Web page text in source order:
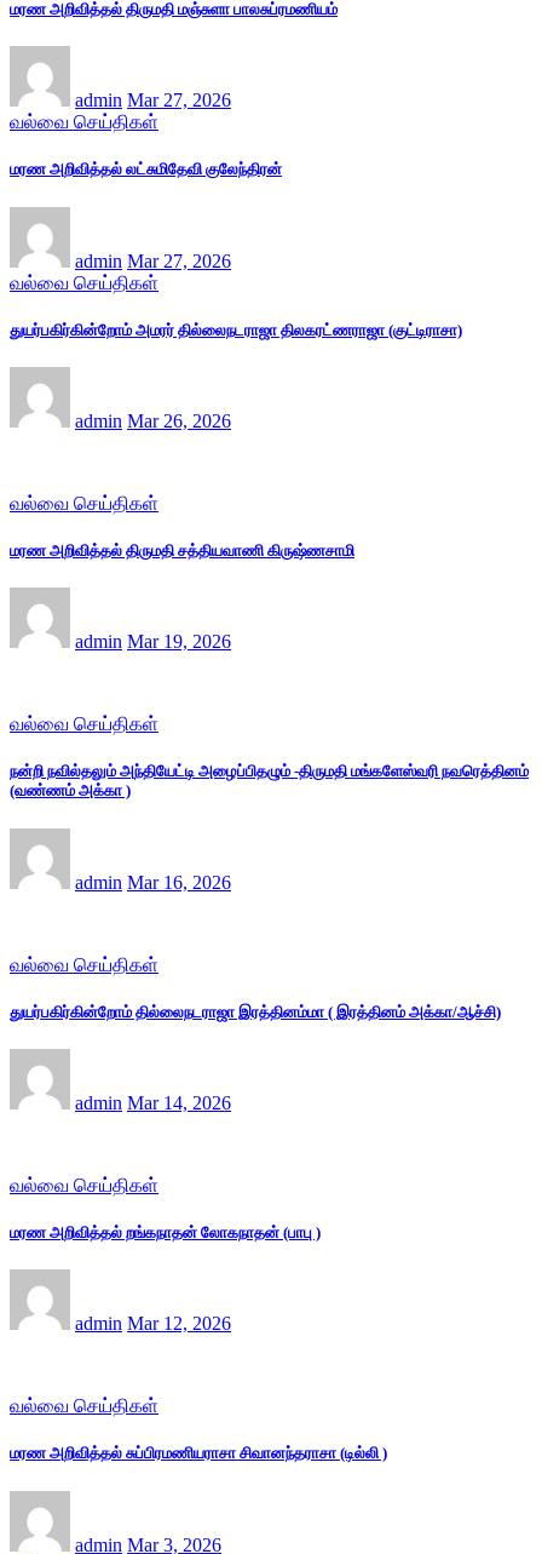
மரண அறிவித்தல் திருமதி மஞ்சுளா பாலசுப்ரமணியம்
admin Mar 27, 2026
வல்வை செய்திகள்
மரண அறிவித்தல் லட்சுமிதேவி குலேந்திரன்
admin Mar 27, 2026
வல்வை செய்திகள்
துயர்பகிர்கின்றோம் அமரர் தில்லைநடராஜா திலகரட்ணராஜா (குட்டிராசா)
admin Mar 26, 2026
வல்வை செய்திகள்
மரண அறிவித்தல் திருமதி சத்தியவாணி கிருஷ்ணசாமி
admin Mar 19, 2026
வல்வை செய்திகள்
நன்றி நவில்தலும் அந்தியேட்டி அழைப்பிதழும் -திருமதி மங்களேஸ்வரி நவரெத்தினம்
(வண்ணம் அக்கா )
admin Mar 16, 2026
வல்வை செய்திகள்
துயர்பகிர்கின்றோம் தில்லைநடராஜா இரத்தினம்மா ( இரத்தினம் அக்கா/ஆச்சி)
admin Mar 14, 2026
வல்வை செய்திகள்
மரண அறிவித்தல் றங்கநாதன் லோகநாதன் (பாபு )
admin Mar 12, 2026
வல்வை செய்திகள்
மரண அறிவித்தல் சுப்பிரமணியராசா சிவானந்தராசா (டில்லி )
admin Mar 3, 2026